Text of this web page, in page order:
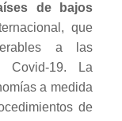
de bajos
que
a las
Covid-19. La
a medida
de